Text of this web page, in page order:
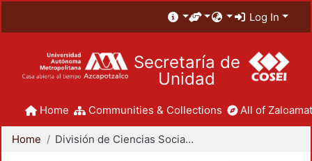
Log In
Secretaría de
Unidad
Home Communities & Collections All of
Home División de Ciencias Sociales y Humanidades